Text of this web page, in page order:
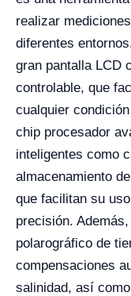
realizar
diferentes
gran pantalla LCD
controlable, que
cualquier
chip procesador
inteligentes como
almacenamiento
que facilitan su
precisión.
polarográfico de
compensaciones
salinidad, así